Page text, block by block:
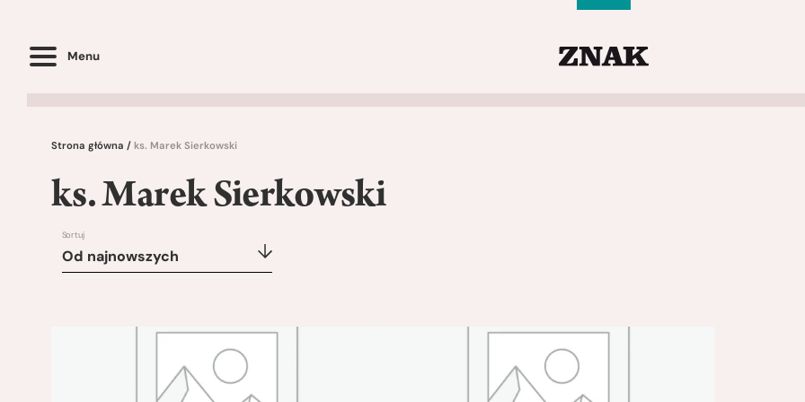
Menu
Strona główna / ks. Marek Sierkowski
ks. Marek Sierkowski
Sortuj
Od najnowszych